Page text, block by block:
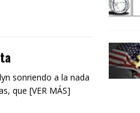
sonriendo a la nada
que [VER MÁS]